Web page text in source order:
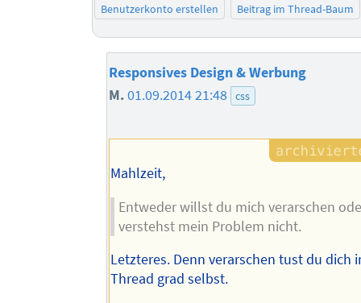
Benutzerkonto erstellen
Beitrag im Thread-Baum
Responsives Design & Werbung
M.01.09.2014 21:48 css
Mahlzeit,
Entweder willst du mich verarschen
verstehst mein Problem nicht.
Letzteres. Denn verarschen tust du dich
Thread grad selbst.